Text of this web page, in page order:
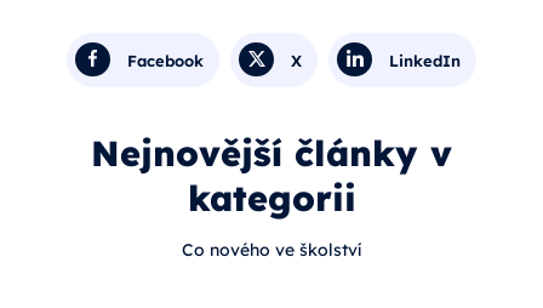
Facebook X LinkedIn
Nejnovější články v
kategorii
Co nového ve školství